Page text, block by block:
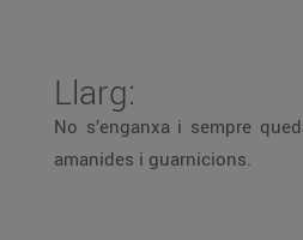
Llarg:
No s’enganxa i sempre
amanides i guarnicions.